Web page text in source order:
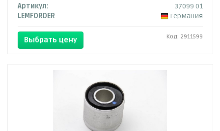
Артикул:
37099 01
LEMFORDER
Германия
Выбрать цену Код: 2911599